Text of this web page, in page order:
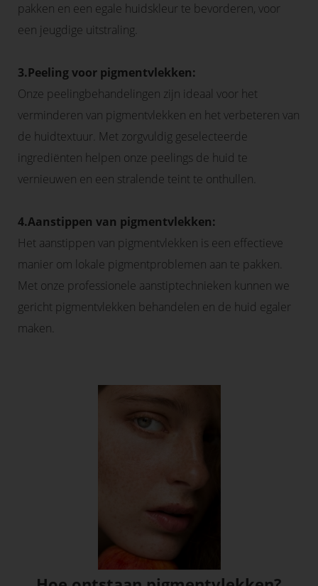
pakken en een egale huidskleur te bevorderen, voor
een jeugdige uitstraling.
3.Peeling voor pigmentvlekken:
Onze peelingbehandelingen zijn ideaal voor het
verminderen van pigmentvlekken en het verbeteren van
de huidtextuur. Met zorgvuldig geselecteerde
ingrediënten helpen onze peelings de huid te
vernieuwen en een stralende teint te onthullen.
4.Aanstippen van pigmentvlekken:
Het aanstippen van pigmentvlekken is een effectieve
manier om lokale pigmentproblemen aan te pakken.
Met onze professionele aanstiptechnieken kunnen we
gericht pigmentvlekken behandelen en de huid egaler
maken.